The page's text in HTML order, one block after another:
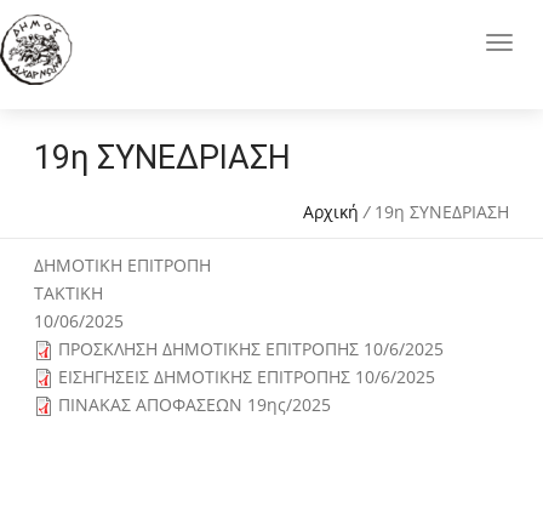
19η ΣΥΝΕΔΡΙΑΣΗ
Αρχική / 19η ΣΥΝΕΔΡΙΑΣΗ
ΔΗΜΟΤΙΚΗ ΕΠΙΤΡΟΠΗ
ΤΑΚΤΙΚΗ
10/06/2025
ΠΡΟΣΚΛΗΣΗ ΔΗΜΟΤΙΚΗΣ ΕΠΙΤΡΟΠΗΣ 10/6/2025
ΕΙΣΗΓΗΣΕΙΣ ΔΗΜΟΤΙΚΗΣ ΕΠΙΤΡΟΠΗΣ 10/6/2025
ΠΙΝΑΚΑΣ ΑΠΟΦΑΣΕΩΝ 19ης/2025